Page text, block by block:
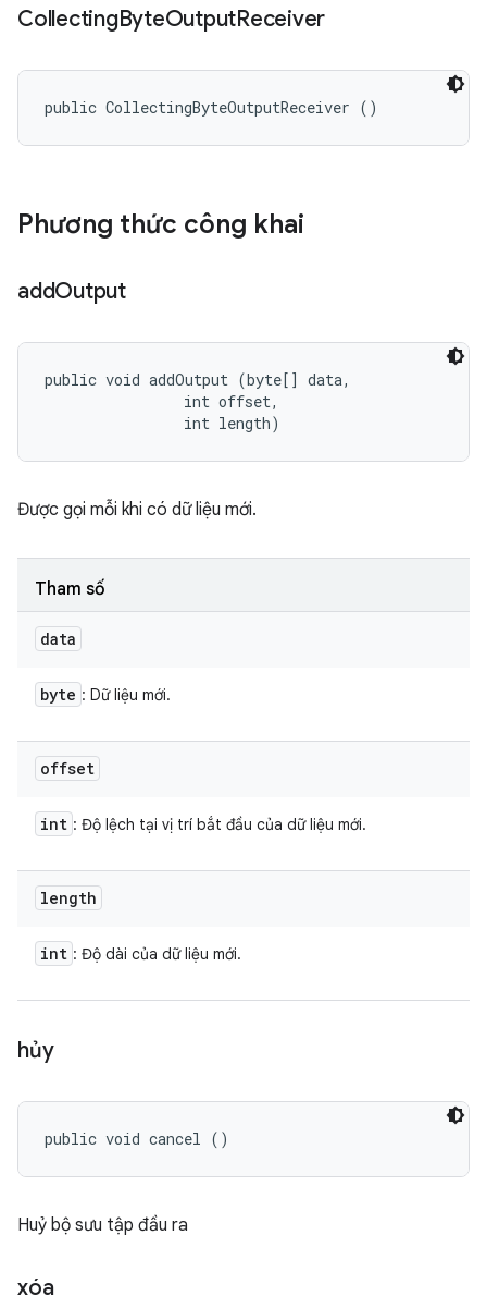
CollectingByteOutputReceiver
public CollectingByteOutputReceiver ()
Phương thức công khai
addOutput
public void addOutput (byte[] data,
                int offset,
                int length)
Được gọi mỗi khi có dữ liệu mới.
Tham số
data
byte : Dữ liệu mới.
offset
int : Độ lệch tại vị trí bắt đầu của dữ liệu mới.
length
int : Độ dài của dữ liệu mới.
hủy
public void cancel ()
Huỷ bộ sưu tập đầu ra
xóa